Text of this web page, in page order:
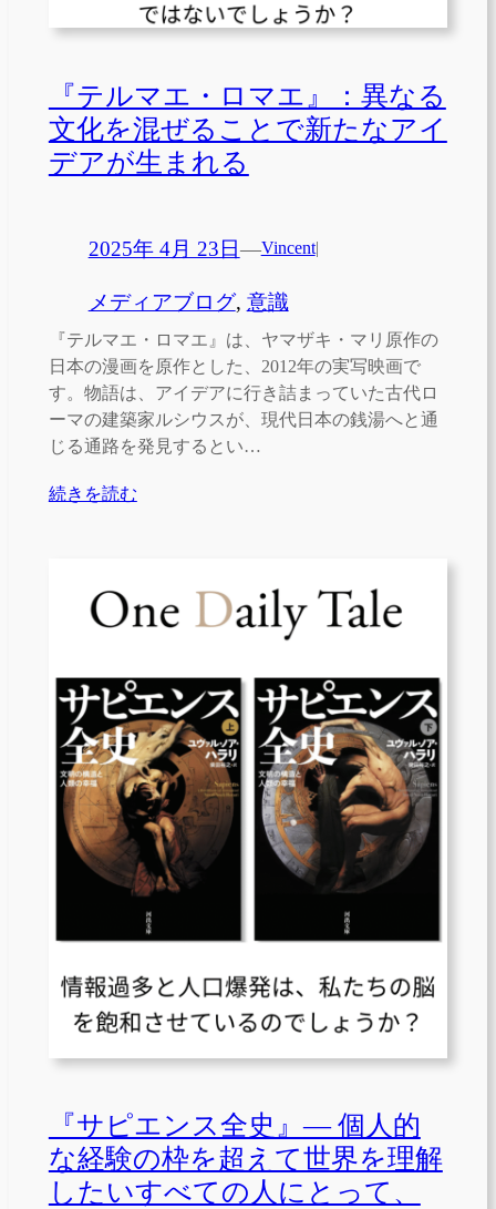
『テルマエ・ロマエ』：異なる
文化を混ぜることで新たなアイ
デアが生まれる
2025年 4月 23日—Vincent|
メディアブログ, 意識
『テルマエ・ロマエ』は、ヤマザキ・マリ原作の
日本の漫画を原作とした、2012年の実写映画で
す。物語は、アイデアに行き詰まっていた古代ロ
ーマの建築家ルシウスが、現代日本の銭湯へと通
じる通路を発見するとい…
続きを読む
『サピエンス全史』— 個人的
な経験の枠を超えて世界を理解
したいすべての人にとって、